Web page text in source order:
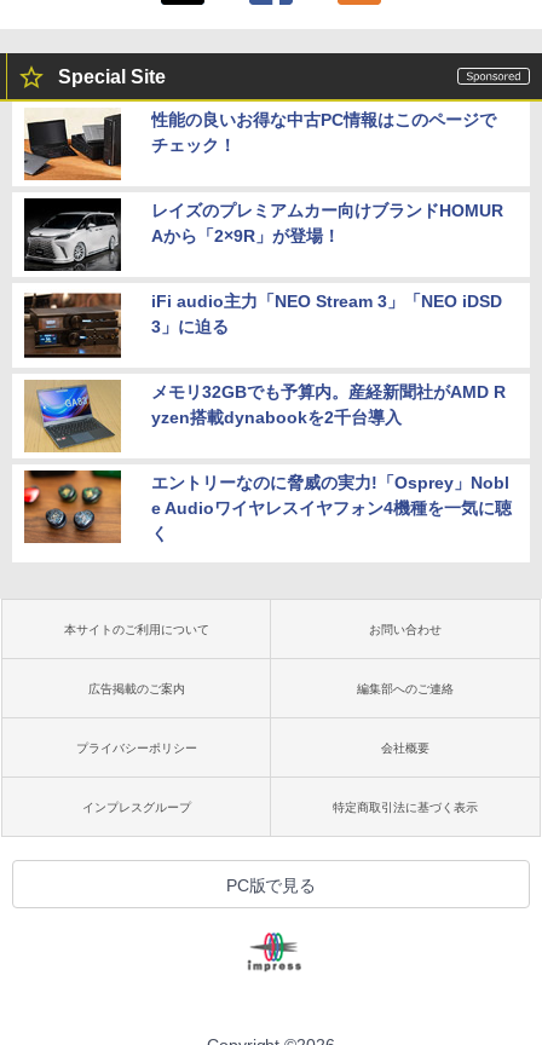
Special Site
性能の良いお得な中古PC情報はこのページで
チェック！
レイズのプレミアムカー向けブランドHOMUR
Aから「2×9R」が登場！
iFi audio主力「NEO Stream 3」「NEO iDSD
3」に迫る
メモリ32GBでも予算内。産経新聞社がAMD R
yzen搭載dynabookを2千台導入
エントリーなのに脅威の実力!「Osprey」Nobl
e Audioワイヤレスイヤフォン4機種を一気に聴
く
本サイトのご利用について お問い合わせ
広告掲載のご案内 編集部へのご連絡
プライバシーポリシー 会社概要
インプレスグループ 特定商取引法に基づく表示
PC版で見る